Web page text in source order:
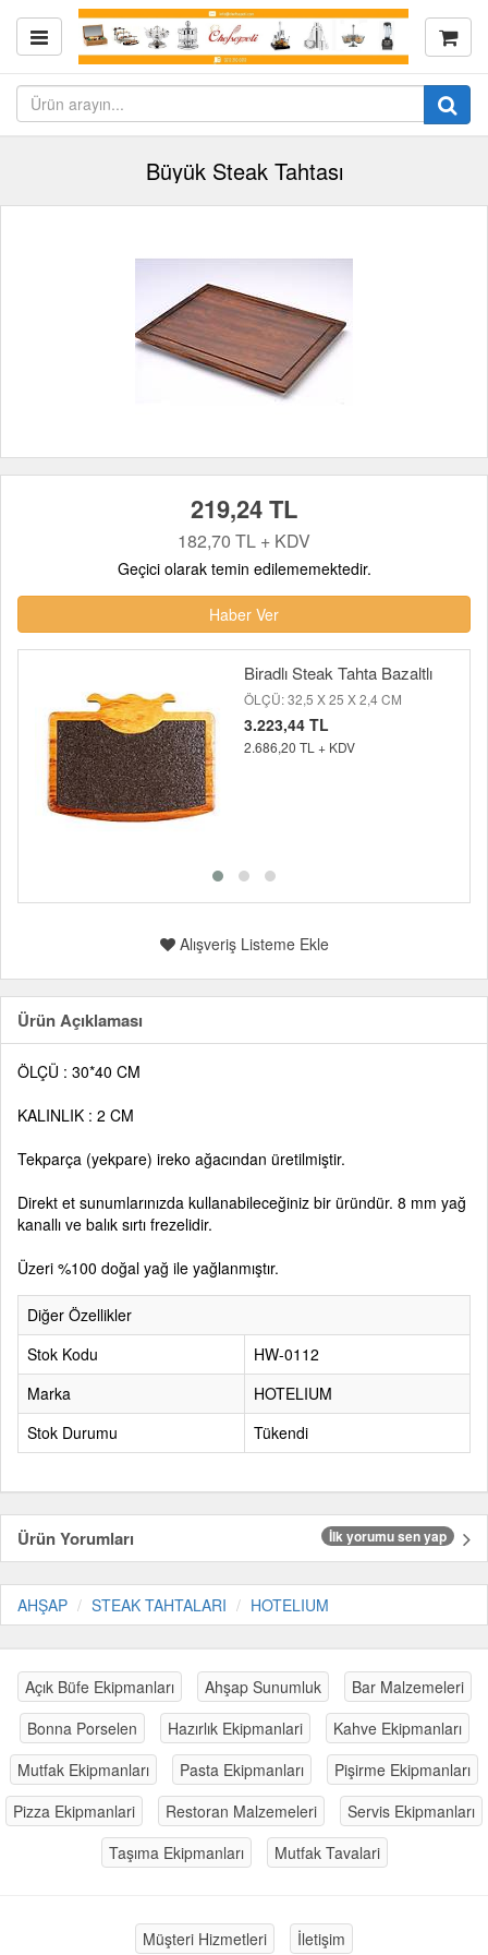
Büyük Steak Tahtası
219,24 TL
182,70 TL + KDV
Geçici olarak temin edilememektedir.
Haber Ver
Biradlı Steak Tahta Bazaltlı
ÖLÇÜ: 32,5 X 25 X 2,4 CM
3.223,44 TL
2.686,20 TL + KDV
Alışveriş Listeme Ekle
Ürün Açıklaması
ÖLÇÜ : 30*40 CM
KALINLIK : 2 CM
Tekparça (yekpare) ireko ağacından üretilmiştir.
Direkt et sunumlarınızda kullanabileceğiniz bir üründür. 8 mm yağ
kanallı ve balık sırtı frezelidir.
Üzeri %100 doğal yağ ile yağlanmıştır.
Diğer Özellikler
Stok Kodu
HW-0112
Marka
HOTELIUM
Stok Durumu
Tükendi
Ürün Yorumları İlk yorumu sen yap
AHŞAP STEAK TAHTALARI HOTELIUM
Açık Büfe Ekipmanları Ahşap Sunumluk
Bar Malzemeleri
Bonna Porselen
Hazırlık Ekipmanlari
Kahve Ekipmanları
Mutfak Ekipmanları
Pasta Ekipmanları
Pişirme Ekipmanları
Pizza Ekipmanlari
Restoran Malzemeleri
Servis Ekipmanları
Taşıma Ekipmanları
Mutfak Tavalari
Müşteri Hizmetleri İletişim